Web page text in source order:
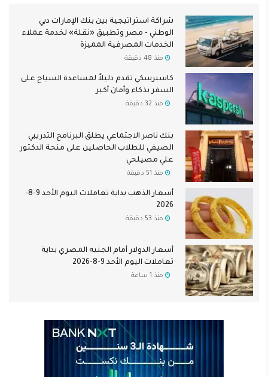
شراكة استراتيجية بين بنك الإمارات دبي
الوطني - مصر وتطبيق «نقلة» لخدمة عملاء
الخدمات المصرفية المميزة
منذ 48 دقيقة
كاسبرسكي تقدم دليلاً لمساعدة السياح على
السفر بذكاء وأمان أكبر
منذ 32 دقيقة
بنك ناصر الاجتماعي يطلق البرنامج التدريبي
الصيفي للطلاب الحاصلين على منحة الدكتور
علي مصيلحي
منذ 51 دقيقة
أسعار الذهب بداية تعاملات اليوم الأحد 9-8-
2026
منذ 53 دقيقة
أسعار الدولار أمام الجنيه المصري بداية
تعاملات اليوم الأحد 9-8-2026
منذ 1 ساعة